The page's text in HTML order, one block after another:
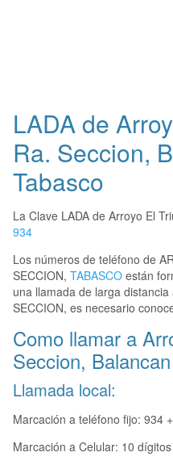
LADA de
Ra. Seccion,
Tabasco
La Clave LADA de Arroyo El
934
Los números de teléfono de
SECCION, TABASCO están
una llamada de larga
SECCION, es necesario
Como llamar a
Seccion, Balancan
Llamada local:
Marcación a teléfono fijo: 934
Marcación a Celular: 10